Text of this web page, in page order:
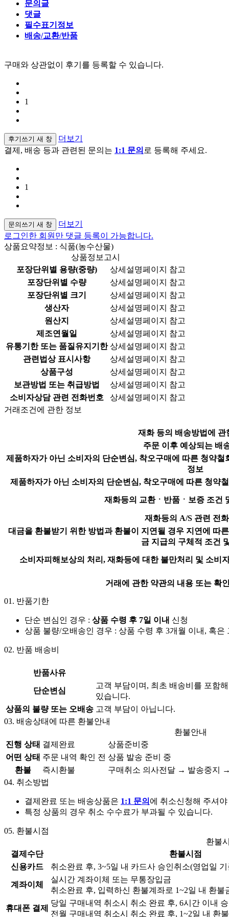
문의글
댓글
필수표기정보
배송/교환/반품
구매와 상관없이 후기를 등록할 수 있습니다.
1
후기쓰기 새 창
더보기
결제, 배송 등과 관련된 문의는 1:1 문의 로 등록해 주세요.
1
문의쓰기 새 창
더보기
로그인한 회원만 댓글 등록이 가능합니다.
상품요약정보 : 식품(농수산물)
상품정보고시
포장단위별 용량(중량)
상세설명페이지 참고
포장단위별 수량
상세설명페이지 참고
포장단위별 크기
상세설명페이지 참고
생산자
상세설명페이지 참고
원산지
상세설명페이지 참고
제조연월일
상세설명페이지 참고
유통기한 또는 품질유지기한 상세설명페이지 참고
관련법상 표시사항
상세설명페이지 참고
상품구성
상세설명페이지 참고
보관방법 또는 취급방법
상세설명페이지 참고
소비자상담 관련 전화번호
상세설명페이지 참고
거래조건에 관한 정보
재화 등의 배송방법에 관
주문 이후 예상되는 배
제품하자가 아닌 소비자의 단순변심, 착오구매에 따른 청약
정보
제품하자가 아닌 소비자의 단순변심, 착오구매에 따른 청약
재화등의 교환ㆍ반품ㆍ보증 조건
재화등의 A/S 관련 전
대금을 환불받기 위한 방법과 환불이 지연될 경우 지연에 따
금 지급의 구체적 조건
소비자피해보상의 처리, 재화등에 대한 불만처리 및 소비
거래에 관한 약관의 내용 또는 확
01. 반품기한
단순 변심인 경우 : 상품 수령 후 7일 이내 신청
상품 불량/오배송인 경우 : 상품 수령 후 3개월 이내, 혹
02. 반품 배송비
반품사유
단순변심
고객 부담이며, 최초 배송비를 포함
있습니다.
상품의 불량 또는 오배송 고객 부담이 아닙니다.
03. 배송상태에 따른 환불안내
환불안내
진행 상태 결제완료
상품준비중
어떤 상태 주문 내역 확인 전 상품 발송 준비 중
환불
즉시환불
구매취소 의사전달 → 발송중지
04. 취소방법
결제완료 또는 배송상품은 1:1 문의 에 취소신청해 주셔
특정 상품의 경우 취소 수수료가 부과될 수 있습니다.
05. 환불시점
환불
결제수단
환불시점
신용카드
취소완료 후, 3~5일 내 카드사 승인취소(영업일 기
계좌이체
실시간 계좌이체 또는 무통장입금
취소완료 후, 입력하신 환불계좌로 1~2일 내 환불
휴대폰 결제
당일 구매내역 취소시 취소 완료 후, 6시간 이내
전월 구매내역 취소시 취소 완료 후, 1~2일 내 환